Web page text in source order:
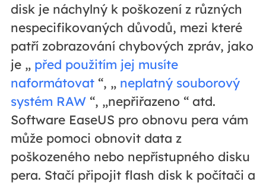
disk je náchylný k poškození z různých
nespecifikovaných důvodů, mezi které
patří zobrazování chybových zpráv, jako
je „ před použitím jej musíte
naformátovat“, „ neplatný souborový
systém RAW“, „nepřiřazeno “ atd.
Software EaseUS pro obnovu pera vám
může pomoci obnovit data z
poškozeného nebo nepřístupného disku
pera. Stačí připojit flash disk k počítači a